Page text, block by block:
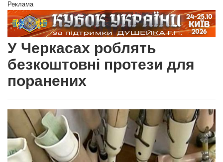
Реклама
У Черкасах роблять
безкоштовні протези для
поранених